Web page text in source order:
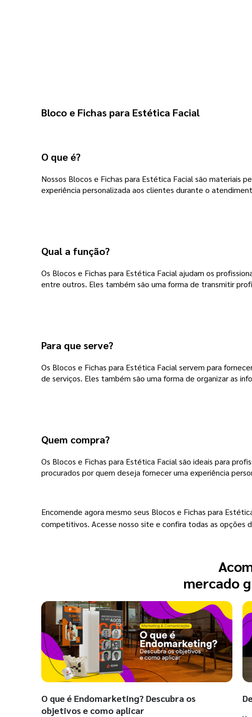
Bloco e Fichas para Estética Facial
O que é?
Nossos Blocos e Fichas para Estética Facial são materiais
experiência personalizada aos clientes durante o
Qual a função?
Os Blocos e Fichas para Estética Facial ajudam os
entre outros. Eles também são uma forma de transmitir
Para que serve?
Os Blocos e Fichas para Estética Facial servem para
de serviços. Eles também são uma forma de organizar as
Quem compra?
Os Blocos e Fichas para Estética Facial são ideais para
procurados por quem deseja fornecer uma experiência
Encomende agora mesmo seus Blocos e Fichas para
competitivos. Acesse nosso site e confira todas as opções
mercado
O que é Endomarketing? Descubra os
objetivos e como aplicar